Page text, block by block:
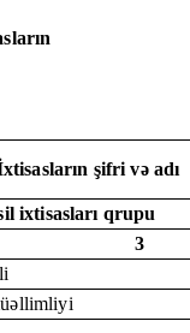
şifri və adı
ixtisasları qrupu
3